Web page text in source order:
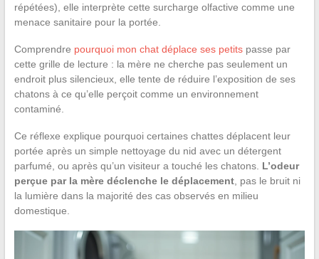
répétées), elle interprète cette surcharge olfactive comme une
menace sanitaire pour la portée.
Comprendre pourquoi mon chat déplace ses petitspasse par
cette grille de lecture : la mère ne cherche pas seulement un
endroit plus silencieux, elle tente de réduire l’exposition de ses
chatons à ce qu’elle perçoit comme un environnement
contaminé.
Ce réflexe explique pourquoi certaines chattes déplacent leur
portée après un simple nettoyage du nid avec un détergent
parfumé, ou après qu’un visiteur a touché les chatons. L’odeur
perçue par la mère déclenche le déplacement, pas le bruit ni
la lumière dans la majorité des cas observés en milieu
domestique.